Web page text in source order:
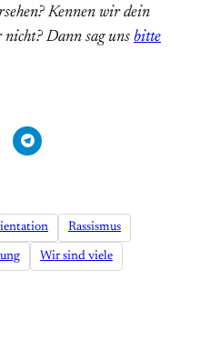
Kennen wir dein
Dann sag uns bitte
Rassismus
Wir sind viele